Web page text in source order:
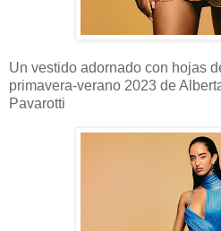
Un vestido adornado con hojas
primavera-verano 2023 de
Pavarotti